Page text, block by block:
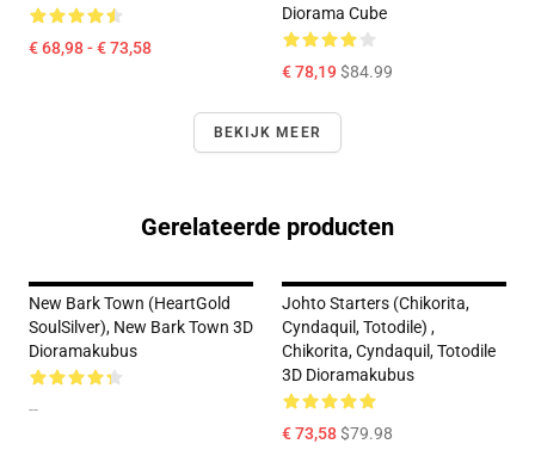
€ 68,98 - € 73,58
Diorama Cube
€ 78,19$84.99
BEKIJK MEER
Gerelateerde producten
New Bark Town (HeartGold
SoulSilver), New Bark Town 3D
Dioramakubus
--
Johto Starters (Chikorita,
Cyndaquil, Totodile) ,
Chikorita, Cyndaquil, Totodile
3D Dioramakubus
€ 73,58$79.98